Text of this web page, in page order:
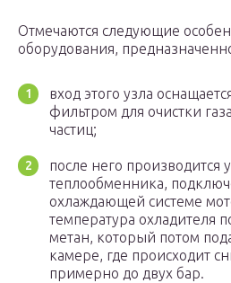
Отмечаются следующие
оборудования,
вход этого узла
фильтром для очистки
частиц;
после него производится
теплообменника,
охлаждающей системе
температура охладителя
метан, который потом
камере, где происходит
примерно до двух бар.